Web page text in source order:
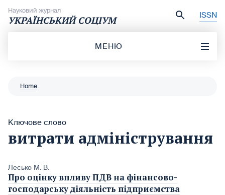
Науковий журнал
УКРАЇНСЬКИЙ СОЦІУМ ISSN
МЕНЮ
Home
Ключове слово
витрати адміністрування
Лесько М. В.
Про оцінку впливу ПДВ на фінансово-
господарську діяльність підприємства